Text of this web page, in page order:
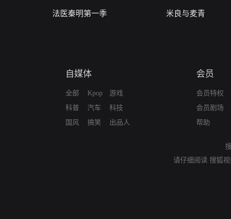
法医秦明第一季 米良与麦青
自媒体
全部
科普
国风
Kpop
汽车
搞笑
游戏
科技
出品人
会员
会员特权
会员剧场
帮助
请仔细阅读 搜狐